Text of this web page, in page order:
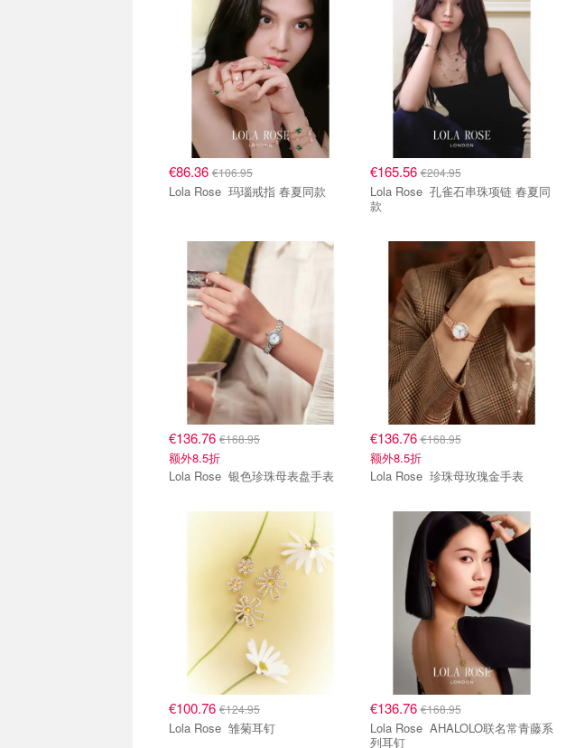
€86.36 €106.95
Lola Rose 玛瑙戒指 春夏同款
€165.56€204.95
Lola Rose 孔雀石串珠项链 春夏同
款
€136.76 €168.95
额外8.5折
Lola Rose 银色珍珠母表盘手表
€136.76€168.95
额外8.5折
Lola Rose 珍珠母玫瑰金手表
€100.76 €124.95
Lola Rose 雏菊耳钉
€136.76€168.95
Lola Rose AHALOLO联名常青藤系
列耳钉